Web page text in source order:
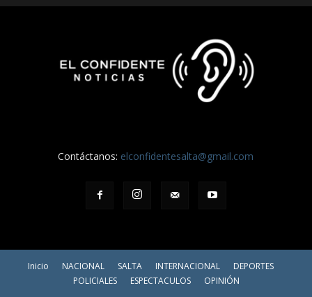
Contáctanos: elconfidentesalta@gmail.com
Inicio NACIONAL SALTA INTERNACIONAL
DEPORTES
POLICIALES
ESPECTACULOS OPINIÓN